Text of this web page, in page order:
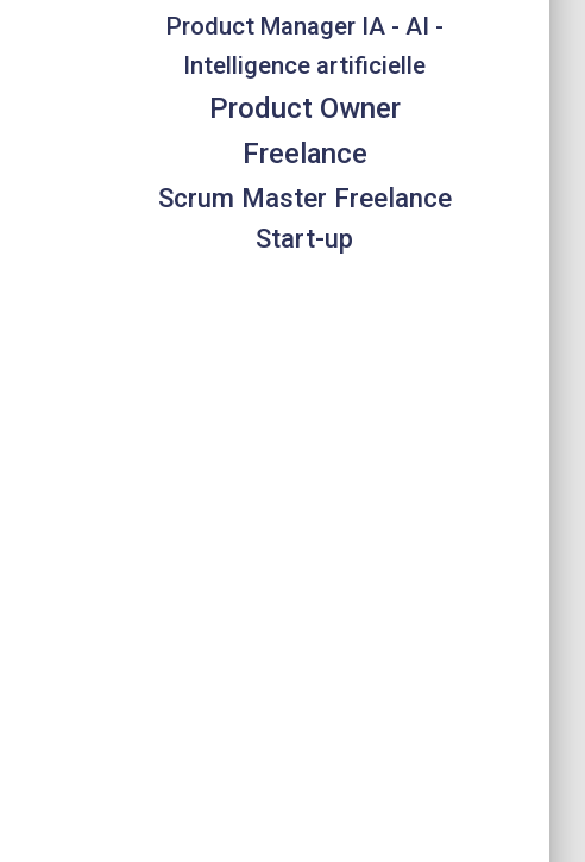
Product Manager IA - AI -
Intelligence artificielle
Product Owner
Freelance
Scrum Master Freelance
Start-up